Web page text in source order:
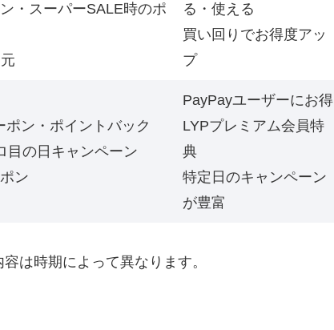
・スーパーSALE時のポ
る・使える
買い回りでお得度アッ
プ
ポン・ポイントバック
目の日キャンペーン
ン
PayPayユーザーにお得
LYPプレミアム会員特
典
特定日のキャンペーン
が豊富
は時期によって異なります。